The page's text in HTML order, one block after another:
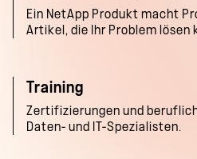
Ein NetApp Produkt macht
Artikel, die Ihr Problem lösen
Training
Zertifizierungen und
Daten- und IT-Spezialisten.